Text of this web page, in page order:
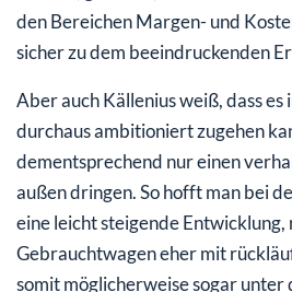
den Bereichen Margen- und
sicher zu dem beeindruckenden
Aber auch Källenius weiß, dass es
durchaus ambitioniert zugehen
dementsprechend nur einen
außen dringen. So hofft man bei
eine leicht steigende
Gebrauchtwagen eher mit
somit möglicherweise sogar